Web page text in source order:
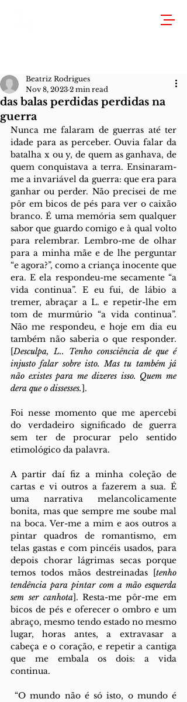
das balas perdidas perdidas na
guerra
Beatriz Rodrigues
Nov 8, 2023 2 min read
Nunca me falaram de guerras até ter
idade para as perceber. Ouvia falar da
batalha x ou y, de quem as ganhava, de
quem conquistava a terra. Ensinaram-
me a invariável da guerra: que era para
ganhar ou perder. Não precisei de me
pôr em bicos de pés para ver o caixão
branco. É uma memória sem qualquer
sabor que guardo comigo e à qual volto
para relembrar. Lembro-me de olhar
para a minha mãe e de lhe perguntar
“e agora?”, como a criança inocente que
era. E ela respondeu-me secamente “a
vida continua”. E eu fui, de lábio a
tremer, abraçar a L. e repetir-lhe em
tom de murmúrio “a vida continua”.
Não me respondeu, e hoje em dia eu
também não saberia o que responder.
[Desculpa, L.. Tenho consciência de que é
injusto falar sobre isto. Mas tu também já
não existes para me dizeres isso. Quem me
dera que o dissesses.].
Foi nesse momento que me apercebi
do verdadeiro significado de guerra
sem ter de procurar pelo sentido
etimológico da palavra.
A partir daí fiz a minha coleção de
cartas e vi outros a fazerem a sua. É
uma narrativa melancolicamente
bonita, mas que sempre me soube mal
na boca. Ver-me a mim e aos outros a
pintar quadros de romantismo, em
telas gastas e com pincéis usados, para
depois chorar lágrimas secas porque
temos todos mãos destreinadas [tenho
tendência para pintar com a mão esquerda
sem ser canhota]. Resta-me pôr-me em
bicos de pés e oferecer o ombro e um
abraço, mesmo tendo estado no mesmo
lugar, horas antes, a extravasar a
cabeça e o coração, e repetir a cantiga
que me embala os dois: a vida
continua.
“O mundo não é só isto, o mundo é